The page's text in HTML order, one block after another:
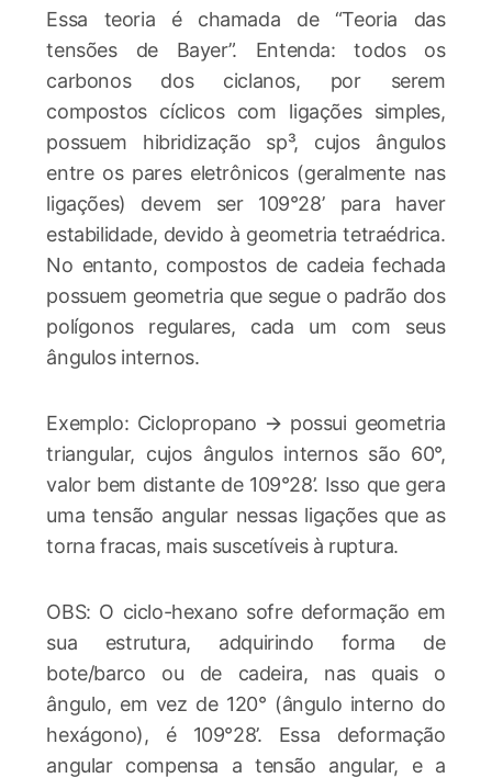
Essa teoria é chamada de “Teoria das
tensões de Bayer”. Entenda: todos os
carbonos dos ciclanos, por serem
compostos cíclicos com ligações simples,
possuem hibridização sp³, cujos ângulos
entre os pares eletrônicos (geralmente nas
ligações) devem ser 109°28’ para haver
estabilidade, devido à geometria tetraédrica.
No entanto, compostos de cadeia fechada
possuem geometria que segue o padrão dos
polígonos regulares, cada um com seus
ângulos internos.
Exemplo: Ciclopropano 🡪 possui geometria
triangular, cujos ângulos internos são 60°,
valor bem distante de 109°28’. Isso que gera
uma tensão angular nessas ligações que as
torna fracas, mais suscetíveis à ruptura.
OBS: O ciclo-hexano sofre deformação em
sua estrutura, adquirindo forma de
bote/barco ou de cadeira, nas quais o
ângulo, em vez de 120° (ângulo interno do
hexágono), é 109°28’. Essa deformação
angular compensa a tensão angular, e a